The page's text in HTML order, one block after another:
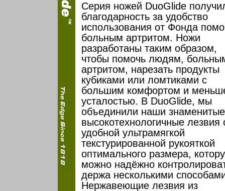
Серия ножей DuoGlide
благодарность за удобство
использования от Фонда
больным артритом. Ножи
разработаны таким образом,
чтобы помочь людям,
артритом, нарезать продукты
кубиками или ломтиками с
большим комфортом и
усталостью. В DuoGlide, мы
объединили наши знаменитые
высокотехнологичные лезвия
удобной ультрамягкой
текстурированной рукояткой
оптимального размера,
можно надёжно
держа несколькими
Нержавеющие лезвия из